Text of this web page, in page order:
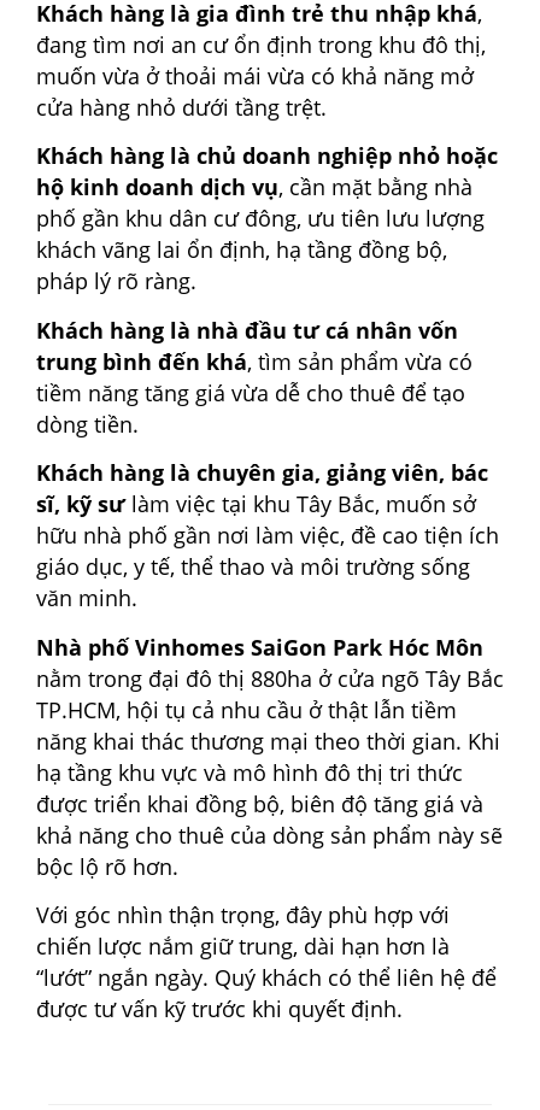
Khách hàng là gia đình trẻ thu nhập khá,
đang tìm nơi an cư ổn định trong khu đô thị,
muốn vừa ở thoải mái vừa có khả năng mở
cửa hàng nhỏ dưới tầng trệt.
Khách hàng là chủ doanh nghiệp nhỏ hoặc
hộ kinh doanh dịch vụ, cần mặt bằng nhà
phố gần khu dân cư đông, ưu tiên lưu lượng
khách vãng lai ổn định, hạ tầng đồng bộ,
pháp lý rõ ràng.
Khách hàng là nhà đầu tư cá nhân vốn
trung bình đến khá, tìm sản phẩm vừa có
tiềm năng tăng giá vừa dễ cho thuê để tạo
dòng tiền.
Khách hàng là chuyên gia, giảng viên, bác
sĩ, kỹ sưlàm việc tại khu Tây Bắc, muốn sở
hữu nhà phố gần nơi làm việc, đề cao tiện ích
giáo dục, y tế, thể thao và môi trường sống
văn minh.
Nhà phố Vinhomes SaiGon Park Hóc Môn
nằm trong đại đô thị 880ha ở cửa ngõ Tây Bắc
TP.HCM, hội tụ cả nhu cầu ở thật lẫn tiềm
năng khai thác thương mại theo thời gian. Khi
hạ tầng khu vực và mô hình đô thị tri thức
được triển khai đồng bộ, biên độ tăng giá và
khả năng cho thuê của dòng sản phẩm này sẽ
bộc lộ rõ hơn.
Với góc nhìn thận trọng, đây phù hợp với
chiến lược nắm giữ trung, dài hạn hơn là
“lướt” ngắn ngày. Quý khách có thể liên hệ để
được tư vấn kỹ trước khi quyết định.